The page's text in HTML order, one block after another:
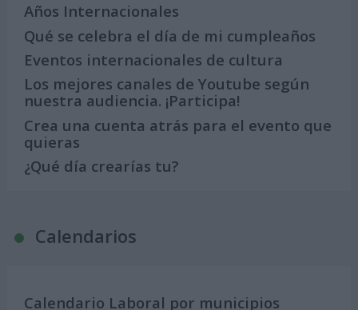
Años Internacionales
Qué se celebra el día de mi cumpleaños
Eventos internacionales de cultura
Los mejores canales de Youtube según
nuestra audiencia. ¡Participa!
Crea una cuenta atrás para el evento que
quieras
¿Qué día crearías tu?
Calendarios
Calendario Laboral por municipios